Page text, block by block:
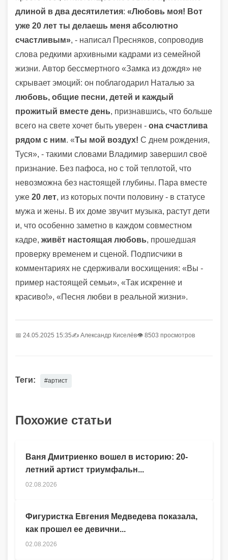
длиной в два десятилетия: «Любовь моя! Вот
уже 20 лет ты делаешь меня абсолютно
счастливым», - написал Пресняков, сопроводив
слова редкими архивными кадрами из семейной
жизни. Автор бессмертного «Замка из дождя» не
скрывает эмоций: он поблагодарил Наталью за
любовь, общие песни, детей и каждый
прожитый вместе день, признавшись, что больше
всего на свете хочет быть уверен - она счастлива
рядом с ним. «Ты мой воздух! С днем рождения,
Туся», - такими словами Владимир завершил своё
признание. Без пафоса, но с той теплотой, что
невозможна без настоящей глубины. Пара вместе
уже 20 лет, из которых почти половину - в статусе
мужа и жены. В их доме звучит музыка, растут дети
и, что особенно заметно в каждом совместном
кадре, живёт настоящая любовь, прошедшая
проверку временем и сценой. Подписчики в
комментариях не сдерживали восхищения: «Вы -
пример настоящей семьи», «Так искренне и
красиво!», «Песня любви в реальной жизни».
📅 24.05.2025 15:35✍️ Александр Киселёв👁 8503 просмотров
Теги: #артист
Похожие статьи
Ваня Дмитриенко вошел в историю: 20-
летний артист триумфальн...
02.08.2026
Фигуристка Евгения Медведева показала,
как прошел ее девични...
02.08.2026